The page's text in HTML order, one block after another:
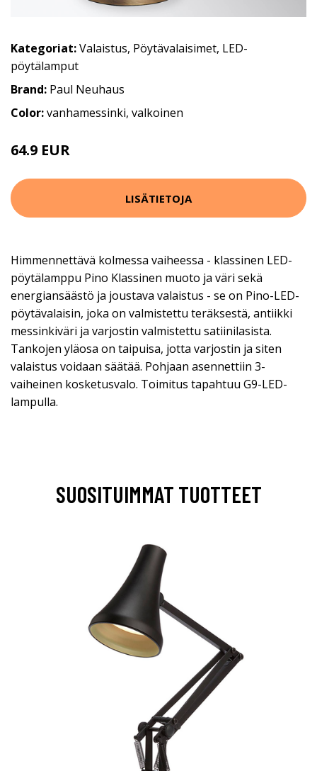
Kategoriat:Valaistus, Pöytävalaisimet, LED-
pöytälamput
Brand: Paul Neuhaus
Color:vanhamessinki, valkoinen
64.9 EUR
LISÄTIETOJA
Himmennettävä kolmessa vaiheessa - klassinen LED-
pöytälamppu Pino Klassinen muoto ja väri sekä
energiansäästö ja joustava valaistus - se on Pino-LED-
pöytävalaisin, joka on valmistettu teräksestä, antiikki
messinkiväri ja varjostin valmistettu satiinilasista.
Tankojen yläosa on taipuisa, jotta varjostin ja siten
valaistus voidaan säätää. Pohjaan asennettiin 3-
vaiheinen kosketusvalo. Toimitus tapahtuu G9-LED-
lampulla.
SUOSITUIMMAT TUOTTEET